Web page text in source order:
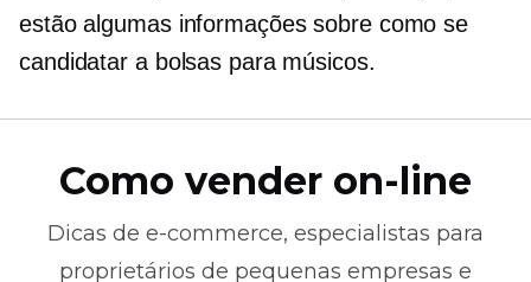
estão algumas informações sobre como se
candidatar a bolsas para músicos.
Como vender on-line
Dicas de e-commerce, especialistas para
proprietários de pequenas empresas e